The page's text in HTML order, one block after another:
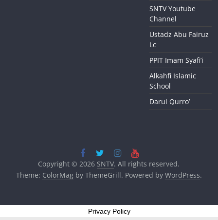
SNTV Youtube
Channel
Ustadz Abu Fairuz
Lc
PPIT Imam Syafi’i
Alkahfi Islamic
School
Darul Qurro’
Copyright © 2026 SNTV. All rights reserved.
Theme: ColorMagby ThemeGrill. Powered by WordPress.
Privacy Policy